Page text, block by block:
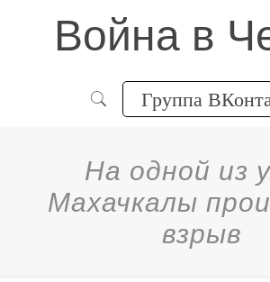
Война в
Группа
На одной из
Махачкалы
взрыв